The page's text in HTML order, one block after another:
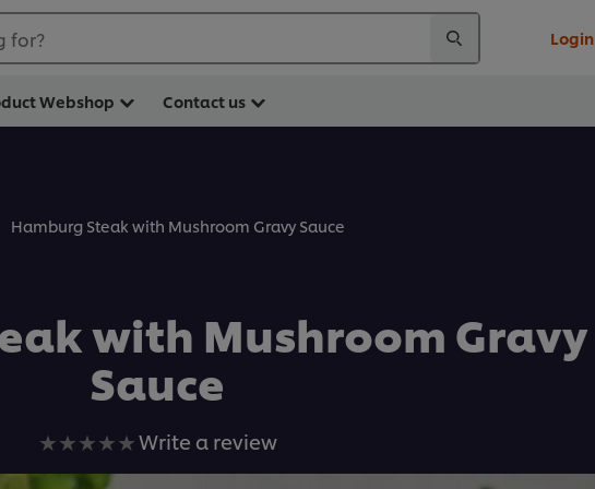
for? Login
Webshop Contact us
Hamburg Steak with Mushroom Gravy Sauce
with Mushroom Gravy
Sauce
No
ratings
Write a review